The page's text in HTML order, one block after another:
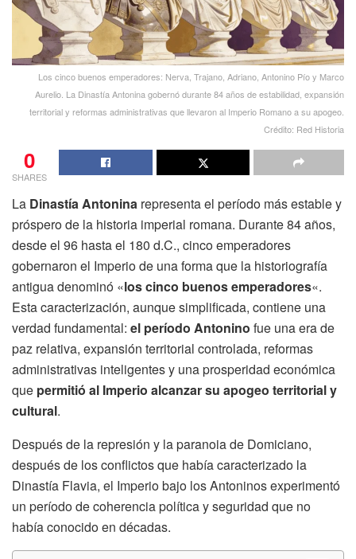
Los cinco buenos emperadores: Nerva, Trajano, Adriano, Antonino Pío y Marco
Aurelio. La Dinastía Antonina gobernó durante 84 años de estabilidad, expansión
territorial y reformas administrativas que llevaron al Imperio Romano a su apogeo.
Crédito: Red Historia
0
SHARES
La Dinastía Antonina representa el período más estable y
próspero de la historia imperial romana. Durante 84 años,
desde el 96 hasta el 180 d.C., cinco emperadores
gobernaron el Imperio de una forma que la historiografía
antigua denominó «los cinco buenos emperadores«.
Esta caracterización, aunque simplificada, contiene una
verdad fundamental: el período Antonino fue una era de
paz relativa, expansión territorial controlada, reformas
administrativas inteligentes y una prosperidad económica
que permitió al Imperio alcanzar su apogeo territorial y
cultural.
Después de la represión y la paranoia de Domiciano,
después de los conflictos que había caracterizado la
Dinastía Flavia, el Imperio bajo los Antoninos experimentó
un período de coherencia política y seguridad que no
había conocido en décadas.